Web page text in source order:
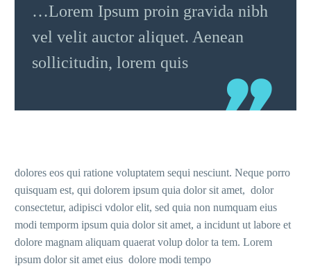
…Lorem Ipsum proin gravida nibh
vel velit auctor aliquet. Aenean
sollicitudin, lorem quis
dolores eos qui ratione voluptatem sequi nesciunt. Neque porro
quisquam est, qui dolorem ipsum quia dolor sit amet, dolor
consectetur, adipisci vdolor elit, sed quia non numquam eius
modi temporm ipsum quia dolor sit amet, a incidunt ut labore et
dolore magnam aliquam quaerat volup dolor ta tem. Lorem
ipsum dolor sit amet eius dolore modi tempo